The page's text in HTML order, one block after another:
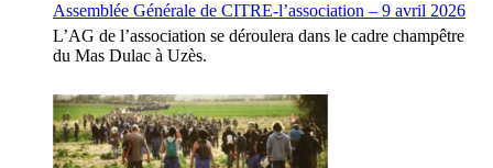
Assemblée Générale de CITRE-l’association – 9 avril 2026
L’AG de l’association se déroulera dans le cadre champêtre
du Mas Dulac à Uzès.